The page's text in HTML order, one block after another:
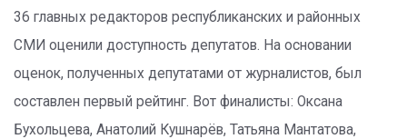
36 главных редакторов республиканских и районных
СМИ оценили доступность депутатов. На основании
оценок, полученных депутатами от журналистов, был
составлен первый рейтинг. Вот финалисты: Оксана
Бухольцева, Анатолий Кушнарёв, Татьяна Мантатова,